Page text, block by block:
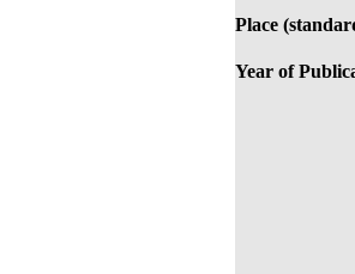
Place
Year of